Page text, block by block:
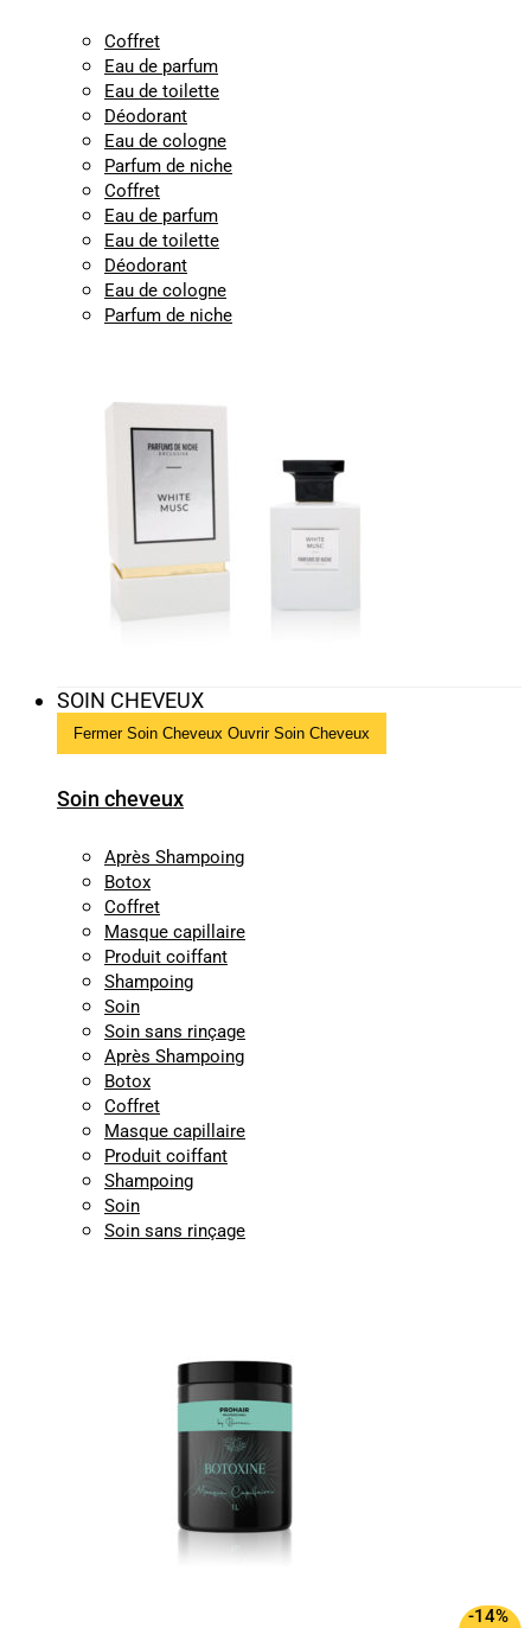
Coffret
Eau de parfum
Eau de toilette
Déodorant
Eau de cologne
Parfum de niche
Coffret
Eau de parfum
Eau de toilette
Déodorant
Eau de cologne
Parfum de niche
SOIN CHEVEUX
Fermer Soin Cheveux Ouvrir Soin Cheveux
Soin cheveux
Après Shampoing
Botox
Coffret
Masque capillaire
Produit coiffant
Shampoing
Soin
Soin sans rinçage
Après Shampoing
Botox
Coffret
Masque capillaire
Produit coiffant
Shampoing
Soin
Soin sans rinçage
-14%